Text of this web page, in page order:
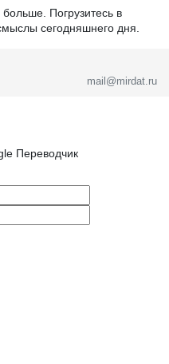
Погрузитесь в
сегодняшнего дня.
mail@mirdat.ru
Переводчик